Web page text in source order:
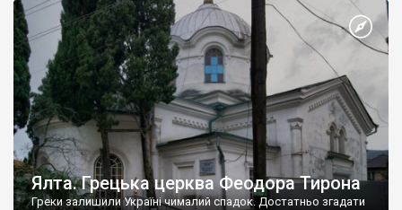
Ялта. Грецька церква Феодора Тирона
Греки залишили Україні чималий спадок. Достатньо згадати